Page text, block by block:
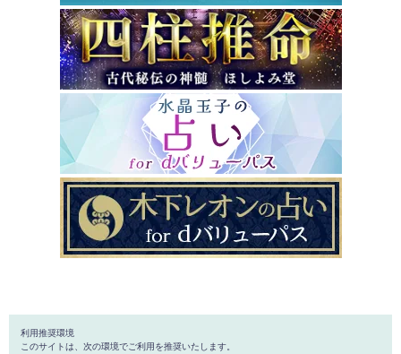
利用推奨環境
このサイトは、次の環境でご利用を推奨いたします。